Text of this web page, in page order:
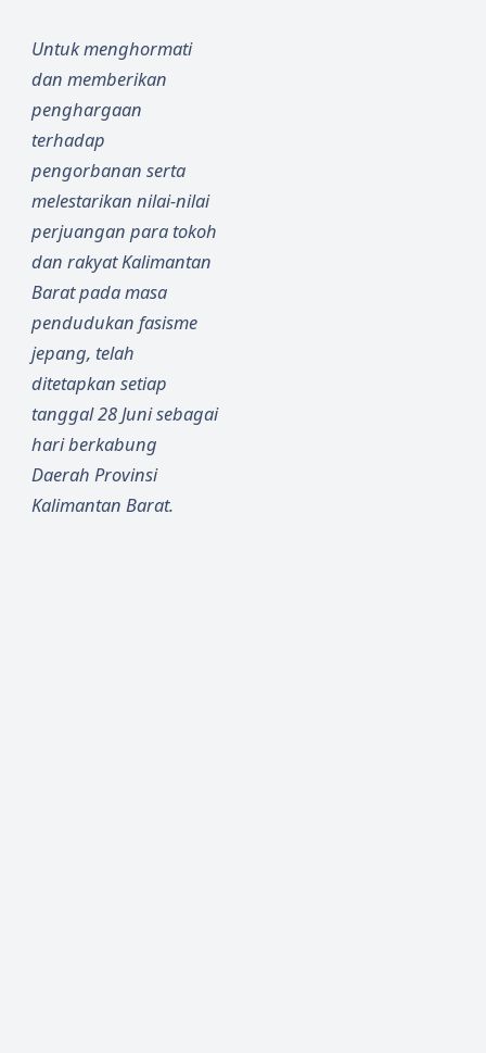
Khatuli
Hibahk
Sahaba
t Netra
Katulist
Untuk menghormati
dan memberikan
penghargaan
terhadap
pengorbanan serta
melestarikan nilai-nilai
perjuangan para tokoh
dan rakyat Kalimantan
Barat pada masa
pendudukan fasisme
jepang, telah
ditetapkan setiap
tanggal 28 Juni sebagai
hari berkabung
Daerah Provinsi
Kalimantan Barat.